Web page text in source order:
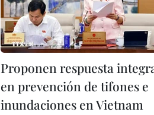
Proponen respuesta
en prevención de tifones e
inundaciones en Vietnam